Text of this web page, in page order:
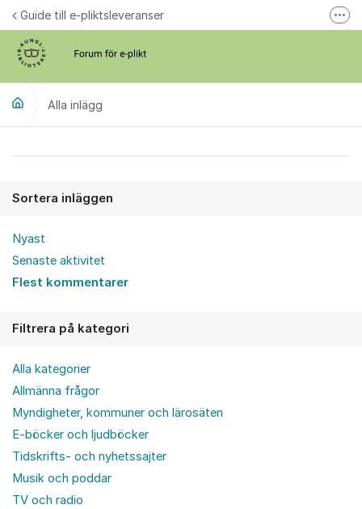
Hoppa till innehåll
Guide till e-pliktsleveranser
Alla inlägg
Sortera inläggen
Nyast
Senaste aktivitet
Flest kommentarer
Filtrera på kategori
Alla kategorier
Allmänna frågor
Myndigheter, kommuner och lärosäten
E-böcker och ljudböcker
Tidskrifts- och nyhetssajter
Musik och poddar
TV och radio